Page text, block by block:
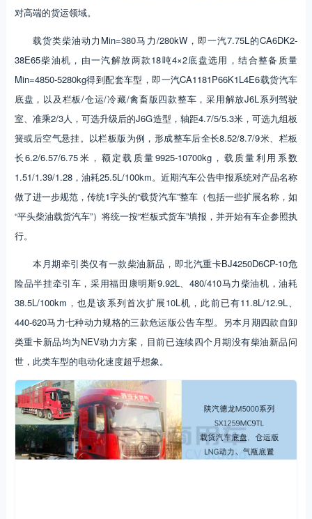
对高端的货运领域。
载货类柴油动力Min=380马力/280kW，即一汽7.75L的CA6DK2-
38E65柴油机，由一汽解放两款18吨4×2底盘选用，结合整备质量
Min=4850-5280kg得到配套车型，即一汽CA1181P66K1L4E6载货汽车
底盘，以及栏板/仓运/冷藏/禽畜版四款整车，采用解放J6L系列驾驶
室、准乘2/3人，可选升级后的J6G造型，轴距4.7/5/5.3米，可选九组板
簧或后空气悬挂。以栏板版为例，形成整车后全长8.52/8.7/9米、栏板
长6.2/6.57/6.75米，额定载质量9925-10700kg，载质量利用系数
1.51/1.39/1.28，油耗25.5L/100km。近期汽车公告申报系统对产品名称
做了进一步规范，传统1字头的“载货汽车”整车（包括一些扩展名称，如
“平头柴油载货汽车”）将统一按“栏板式货车”填报，并开始有车企参照执
行。
本月期牵引类仅有一款柴油新品，即北汽重卡BJ4250D6CP-10危
险品半挂牵引车，采用福田康明斯9.92L、480/410马力柴油机，油耗
38.5L/100km，也是该系列首次扩展10L机，此前已有11.8L/12.9L、
440-620马力七种动力规格的三款危运版公告车型。另本月期四款自卸
类重卡新品均为NEV动力方案，目前已连续四个月期没有柴油新品问
世，此类车型的电动化速度超乎想象。